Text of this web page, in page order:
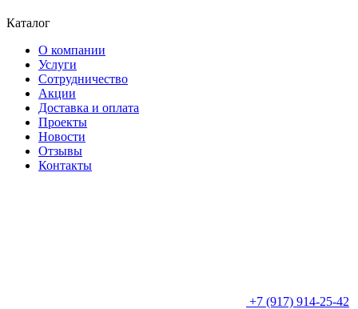
Каталог
О компании
Услуги
Сотрудничество
Акции
Доставка и оплата
Проекты
Новости
Отзывы
Контакты
+7 (917) 914-25-42